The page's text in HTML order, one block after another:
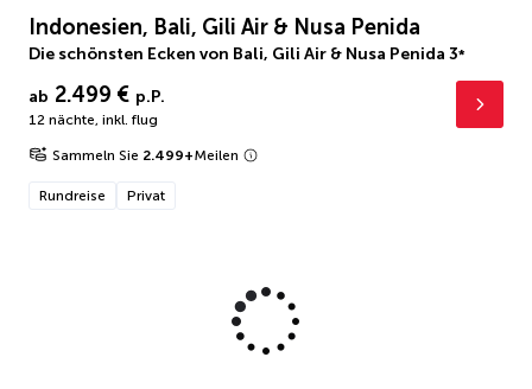
Indonesien, Bali, Gili Air & Nusa Penida
Die schönsten Ecken von Bali, Gili Air & Nusa Penida 3*
ab 2.499 € p.P.
12 nächte, inkl. flug
Sammeln Sie 2.499+Meilen
Rundreise Privat